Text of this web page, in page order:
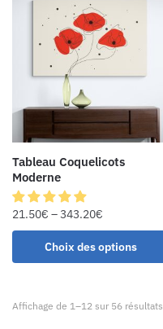
Tableau Coquelicots
Moderne
21.50€ –343.20€
Choix des options
Affichage de 1–12 sur 56 résultats